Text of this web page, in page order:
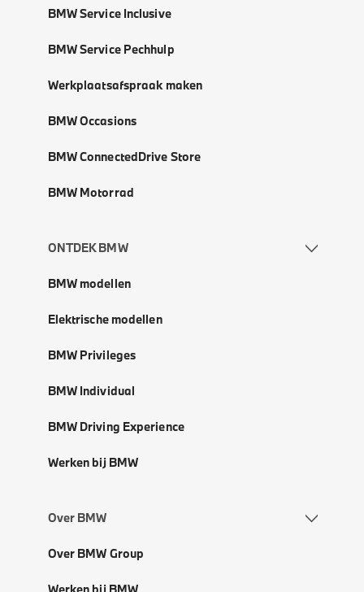
BMW Service Inclusive
BMW Service Pechhulp
Werkplaatsafspraak maken
BMW Occasions
BMW ConnectedDrive Store
BMW Motorrad
ONTDEK BMW
BMW modellen
Elektrische modellen
BMW Privileges
BMW Individual
BMW Driving Experience
Werken bij BMW
Over BMW
Over BMW Group